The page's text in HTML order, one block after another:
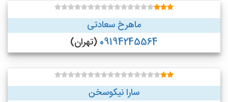
ماهرخ سعادتی
09194245564 (تهران)
سارا نیکوسخن